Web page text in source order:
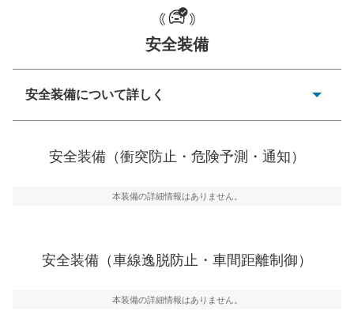
一般的な荷物のサイズの目安
安全装備
安全装備について詳しく
ーキアシスト、ABSなどが装備されています。
車線逸脱防止
車線のはみだしやふらつきを防止するためにレーンキー
安全装備（衝突防止・危険予測・通知）
本装備の詳細情報はありません。
安全装備（車線逸脱防止・車間距離制御）
本装備の詳細情報はありません。